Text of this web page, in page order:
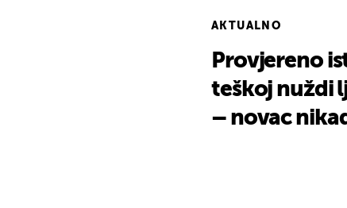
AKTUALNO
Provjereno
teškoj nuždi
– novac